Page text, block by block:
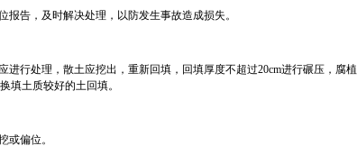
告，及时解决处理，以防发生事故造成损失。
行处理，散土应挖出，重新回填，回填厚度不超过20cm进行碾压，腐植
填土质较好的土回填。
或偏位。